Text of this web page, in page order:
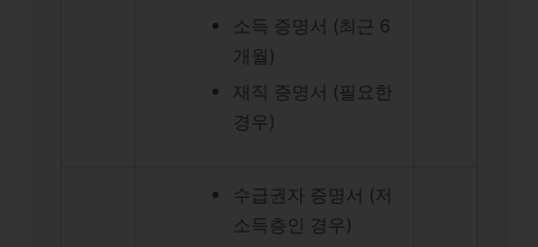
소득 증명서 (최근 6
개월)
재직 증명서 (필요한
경우)
수급권자 증명서 (저
소득층인 경우)